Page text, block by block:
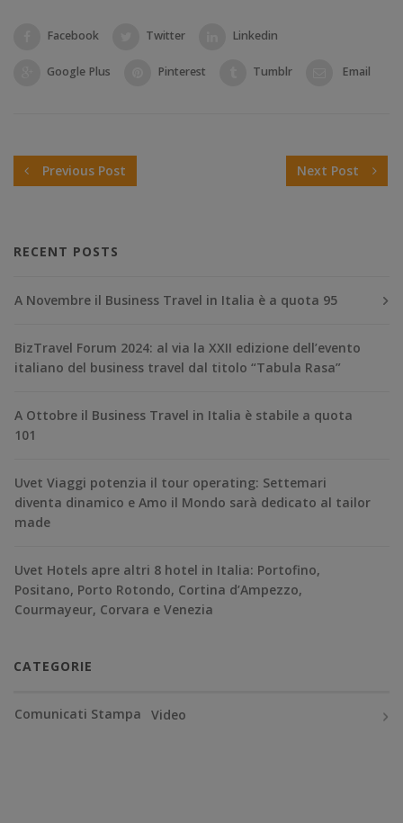
Facebook Twitter Linkedin
Google Plus Pinterest Tumblr Email
Previous Post Next Post
RECENT POSTS
A Novembre il Business Travel in Italia è a quota 95
BizTravel Forum 2024: al via la XXII edizione dell’evento
italiano del business travel dal titolo “Tabula Rasa”
A Ottobre il Business Travel in Italia è stabile a quota
101
Uvet Viaggi potenzia il tour operating: Settemari
diventa dinamico e Amo il Mondo sarà dedicato al tailor
made
Uvet Hotels apre altri 8 hotel in Italia: Portofino,
Positano, Porto Rotondo, Cortina d’Ampezzo,
Courmayeur, Corvara e Venezia
CATEGORIE
Comunicati Stampa Video